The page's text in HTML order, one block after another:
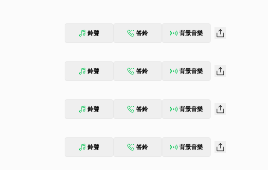
鈴聲 答鈴 背景音樂
鈴聲 答鈴 背景音樂
鈴聲 答鈴 背景音樂
鈴聲 答鈴 背景音樂